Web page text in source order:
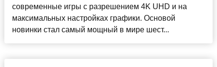
современные игры с разрешением 4K UHD и на
максимальных настройках графики. Основой
новинки стал самый мощный в мире шест...